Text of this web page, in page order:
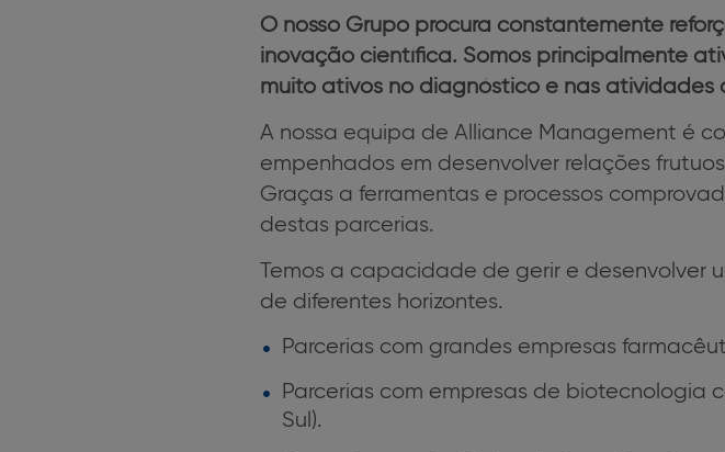
O nosso Grupo procura constantemente
inovação científica. Somos principalmente
muito ativos no diagnóstico e nas
A nossa equipa de Alliance Management é
empenhados em desenvolver relações
Graças a ferramentas e processos
destas parcerias.
Temos a capacidade de gerir e desenvolver
de diferentes horizontes.
Parcerias com grandes empresas
Parcerias com empresas de biotecnologia
Sul).